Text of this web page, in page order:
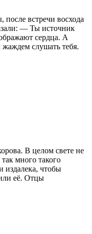
после встречи восхода
— Ты источник
сердца. А
жаждем слушать тебя.
В целом свете не
много такого
издалека, чтобы
её. Отцы